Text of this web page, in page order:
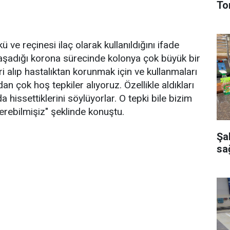
ve reçinesi ilaç olarak kullanıldığını ifade
korona sürecinde kolonya çok büyük bir
hastalıktan korunmak için ve kullanmaları
çok hoş tepkiler alıyoruz. Özellikle aldıkları
hissettiklerini söylüyorlar. O tepki bile bizim
şeklinde konuştu.